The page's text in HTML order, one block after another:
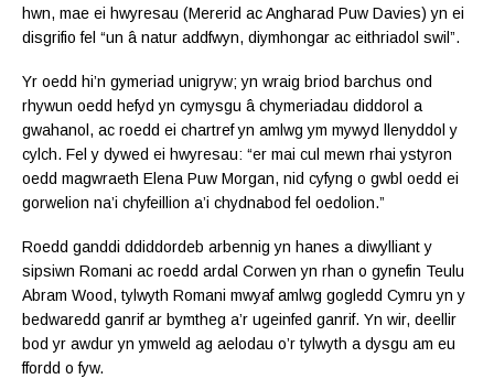
hwn, mae ei hwyresau (Mererid ac Angharad Puw Davies) yn ei
disgrifio fel “un â natur addfwyn, diymhongar ac eithriadol swil”.
Yr oedd hi’n gymeriad unigryw; yn wraig briod barchus ond
rhywun oedd hefyd yn cymysgu â chymeriadau diddorol a
gwahanol, ac roedd ei chartref yn amlwg ym mywyd llenyddol y
cylch. Fel y dywed ei hwyresau: “er mai cul mewn rhai ystyron
oedd magwraeth Elena Puw Morgan, nid cyfyng o gwbl oedd ei
gorwelion na’i chyfeillion a’i chydnabod fel oedolion.”
Roedd ganddi ddiddordeb arbennig yn hanes a diwylliant y
sipsiwn Romani ac roedd ardal Corwen yn rhan o gynefin Teulu
Abram Wood, tylwyth Romani mwyaf amlwg gogledd Cymru yn y
bedwaredd ganrif ar bymtheg a’r ugeinfed ganrif. Yn wir, deellir
bod yr awdur yn ymweld ag aelodau o’r tylwyth a dysgu am eu
ffordd o fyw.